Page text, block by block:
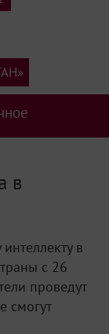
в
в
с 26
проведут
смогут